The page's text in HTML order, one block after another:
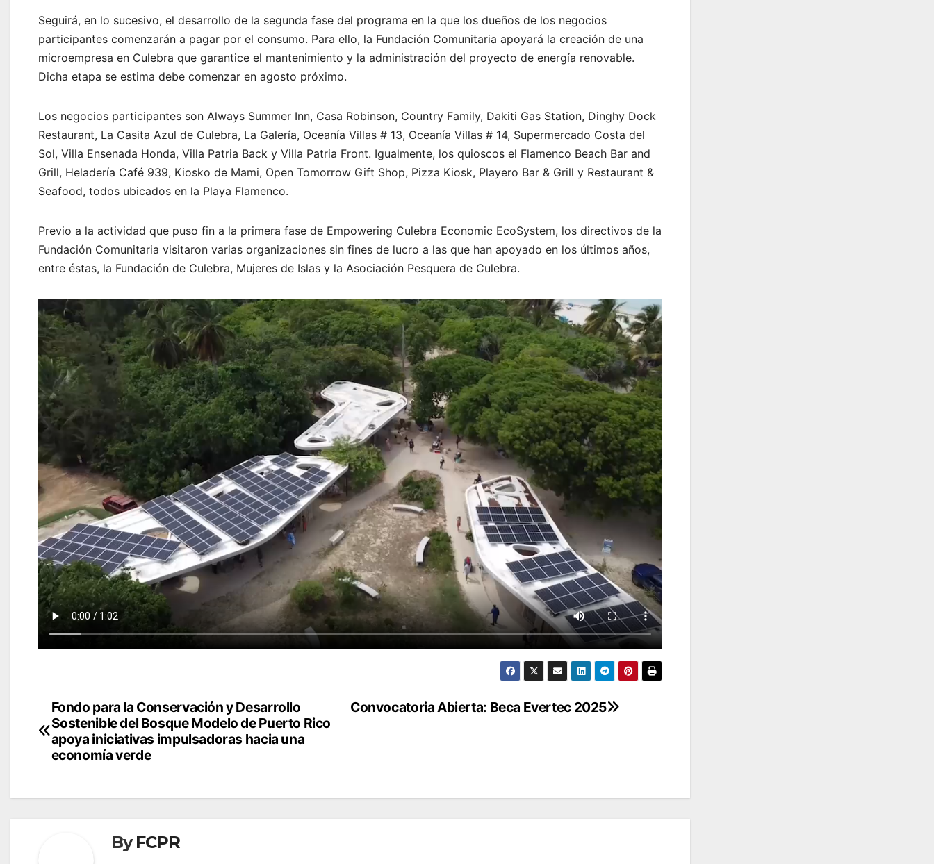
Seguirá, en lo sucesivo, el desarrollo de la segunda fase del programa en la que los dueños de los negocios
participantes comenzarán a pagar por el consumo. Para ello, la Fundación Comunitaria apoyará la creación de una
microempresa en Culebra que garantice el mantenimiento y la administración del proyecto de energía renovable.
Dicha etapa se estima debe comenzar en agosto próximo.
Los negocios participantes son Always Summer Inn, Casa Robinson, Country Family, Dakiti Gas Station, Dinghy Dock
Restaurant, La Casita Azul de Culebra, La Galería, Oceanía Villas # 13, Oceanía Villas # 14, Supermercado Costa del
Sol, Villa Ensenada Honda, Villa Patria Back y Villa Patria Front. Igualmente, los quioscos el Flamenco Beach Bar and
Grill, Heladería Café 939, Kiosko de Mami, Open Tomorrow Gift Shop, Pizza Kiosk, Playero Bar & Grill y Restaurant &
Seafood, todos ubicados en la Playa Flamenco.
Previo a la actividad que puso fin a la primera fase de Empowering Culebra Economic EcoSystem, los directivos de la
Fundación Comunitaria visitaron varias organizaciones sin fines de lucro a las que han apoyado en los últimos años,
entre éstas, la Fundación de Culebra, Mujeres de Islas y la Asociación Pesquera de Culebra.
Navegación
de
entradas
Convocatoria Abierta: Beca Evertec 2025
Fondo para la Conservación y Desarrollo
Sostenible del Bosque Modelo de Puerto Rico
apoya iniciativas impulsadoras hacia una
economía verde
ByFCPR